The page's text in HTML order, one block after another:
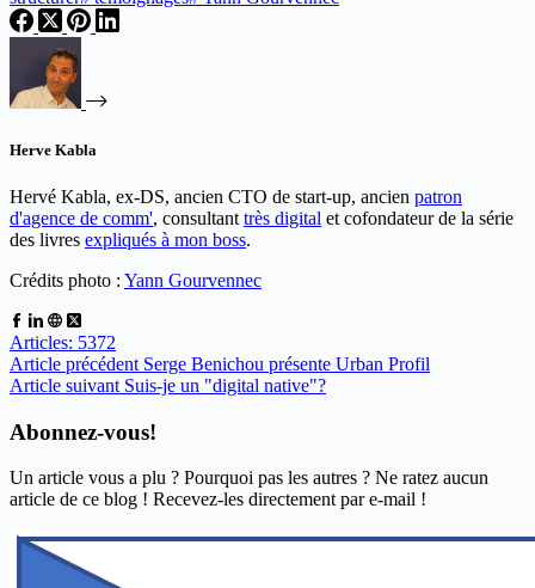
Herve Kabla
Hervé Kabla, ex-DS, ancien CTO de start-up, ancien patron
d'agence de comm', consultant très digital et cofondateur de la série
des livres expliqués à mon boss.
Crédits photo : Yann Gourvennec
Articles: 5372
Article précédent Serge Benichou présente Urban Profil
Article suivant Suis-je un "digital native"?
Abonnez-vous!
Un article vous a plu ? Pourquoi pas les autres ? Ne ratez aucun
article de ce blog ! Recevez-les directement par e-mail !